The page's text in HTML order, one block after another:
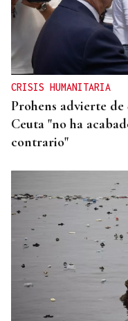
CRISIS HUMANITARIA
Prohens advierte
Ceuta "no ha
contrario"